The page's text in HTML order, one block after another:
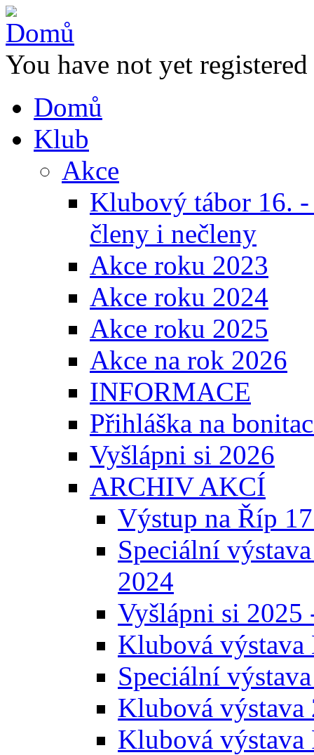
You have not yet
Domů
Klub
Akce
Klubový tábor 16.
členy i nečleny
Akce roku 2023
Akce roku 2024
Akce roku 2025
Akce na rok 2026
INFORMACE
Přihláška na
Vyšlápni si 2026
ARCHIV AKCÍ
Výstup na Říp
Speciální
2024
Vyšlápni si 2025
Klubová výstava
Speciální
Klubová
Klubová výstava